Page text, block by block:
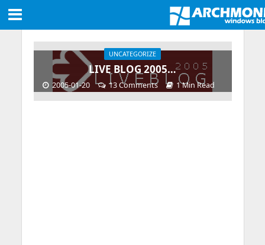
UNCATEGORIZE
LIVE BLOG 2005…
2005-01-20 13 Comments 1 Min Read